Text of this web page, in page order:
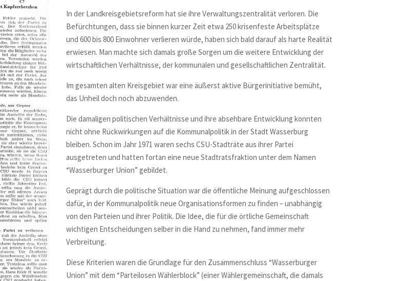
In der Landkreisgebietsreform hat sie ihre Verwaltungszentralität verloren. Die
Befürchtungen, dass sie binnen kurzer Zeit etwa 250 krisenfeste Arbeitsplätze
und 600 bis 800 Einwohner verlieren würde, haben sich bald darauf als harte Realität
erwiesen. Man machte sich damals große Sorgen um die weitere Entwicklung der
wirtschaftlichen Verhältnisse, der kommunalen und gesellschaftlichen Zentralität.
Im gesamten alten Kreisgebiet war eine äußerst aktive Bürgerinitiative bemüht,
das Unheil doch noch abzuwenden.
Die damaligen politischen Verhältnisse und ihre absehbare Entwicklung konnten
nicht ohne Rückwirkungen auf die Kommunalpolitik in der Stadt Wasserburg
bleiben. Schon im Jahr 1971 waren sechsCSU-Stadträte aus ihrer Partei
ausgetreten und hatten fortan eine neue Stadtratsfraktion unter dem Namen
“Wasserburger Union” gebildet.
Geprägt durch die politische Situation war die öffentliche Meinung aufgeschlossen
dafür, in der Kommunalpolitik neue Organisationsformen zu finden – unabhängig
von den Parteien und ihrer Politik. Die Idee, die für die örtliche Gemeinschaft
wichtigen Entscheidungen selber in die Hand zu nehmen, fand immer mehr
Verbreitung.
Diese Kriterien waren die Grundlage für den Zusammenschluss “Wasserburger
Union” mit dem “Parteilosen Wählerblock” (einer Wählergemeinschaft, die damals